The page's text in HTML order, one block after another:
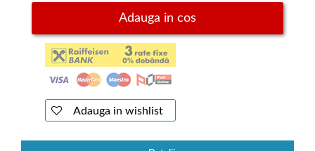
Adauga in cos
Adauga in wishlist